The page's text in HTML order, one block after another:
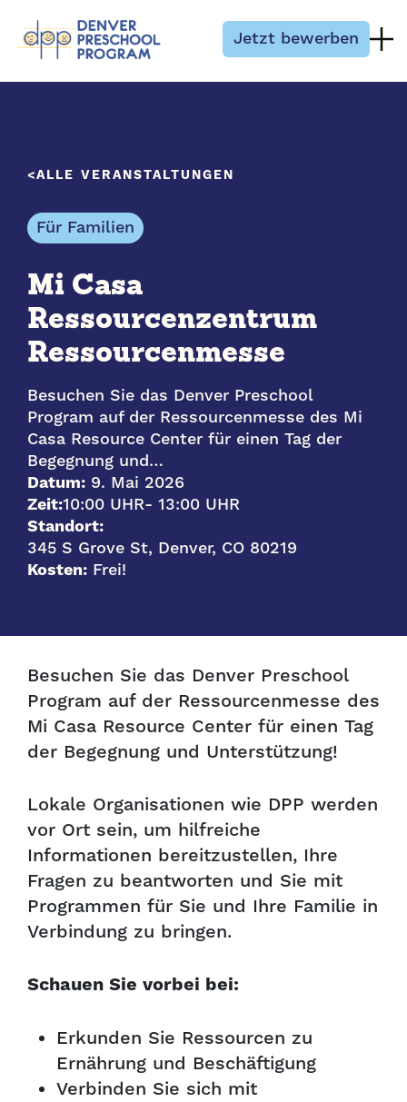
Jetzt bewerben
ALLE VERANSTALTUNGEN
Für Familien
Mi Casa
Ressourcenzentrum
Ressourcenmesse
Besuchen Sie das Denver Preschool
Program auf der Ressourcenmesse des Mi
Casa Resource Center für einen Tag der
Begegnung und…
Datum: 9. Mai 2026
Zeit:10:00 UHR- 13:00 UHR
Standort:
345 S Grove St, Denver, CO 80219
Kosten: Frei!
Besuchen Sie das Denver Preschool
Program auf der Ressourcenmesse des
Mi Casa Resource Center für einen Tag
der Begegnung und Unterstützung!
Lokale Organisationen wie DPP werden
vor Ort sein, um hilfreiche
Informationen bereitzustellen, Ihre
Fragen zu beantworten und Sie mit
Programmen für Sie und Ihre Familie in
Verbindung zu bringen.
Schauen Sie vorbei bei:
Erkunden Sie Ressourcen zu
Ernährung und Beschäftigung
Verbinden Sie sich mit